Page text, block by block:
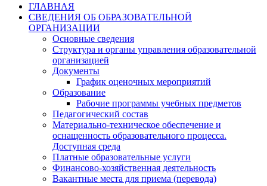
ГЛАВНАЯ
СВЕДЕНИЯ ОБ ОБРАЗОВАТЕЛЬНОЙ
ОРГАНИЗАЦИИ
Основные сведения
Структура и органы управления образовательной
организацией
Документы
График оценочных мероприятий
Образование
Рабочие программы учебных предметов
Педагогический состав
Материально-техническое обеспечение и
оснащенность образовательного процесса.
Доступная среда
Платные образовательные услуги
Финансово-хозяйственная деятельность
Вакантные места для приема (перевода)